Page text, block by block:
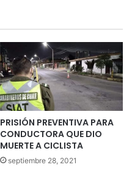
PRISIÓN PREVENTIVA PARA
CONDUCTORA QUE DIO
MUERTE A CICLISTA
septiembre 28, 2021